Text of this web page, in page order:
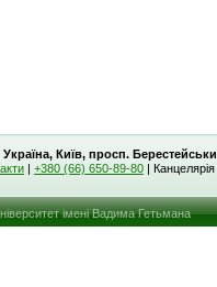
Україна, Київ, просп.
| +380 (66) 650-89-80 | Канцелярія
імені Вадима Гетьмана